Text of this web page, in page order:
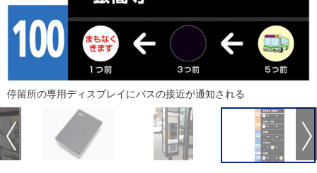
停留所の専用ディスプレイにバスの接近が通知される